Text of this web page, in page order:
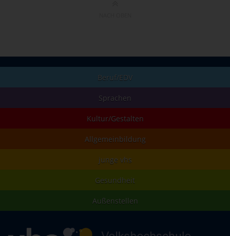
Beruf/EDV
Sprachen
Kultur/Gestalten
Allgemeinbildung
junge vhs
Gesundheit
Außenstellen